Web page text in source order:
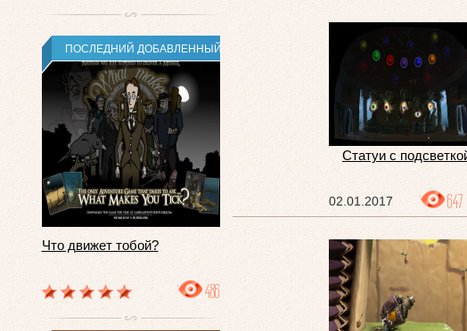
ПОСЛЕДНИЙ ДОБАВЛЕННЫЙ
Что движет тобой?
486
Статуи с
02.01.2017 647